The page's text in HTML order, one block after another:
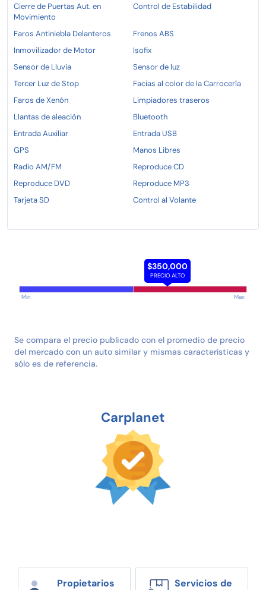
Cierre de Puertas Aut. en
Movimiento
Control de Estabilidad
Faros Antiniebla Delanteros
Frenos ABS
Inmovilizador de Motor
Isofix
Sensor de Lluvia
Sensor de luz
Tercer Luz de Stop
Facias al color de la Carrocería
Faros de Xenón
Limpiadores traseros
Llantas de aleación
Bluetooth
Entrada Auxiliar
Entrada USB
GPS
Manos Libres
Radio AM/FM
Reproduce CD
Reproduce DVD
Reproduce MP3
Tarjeta SD
Control al Volante
$350,000
PRECIO ALTO
Min Max
Se compara el precio publicado con el promedio de precio
del mercado con un auto similar y mismas características y
sólo es de referencia.
Carplanet
Propietarios
Servicios de